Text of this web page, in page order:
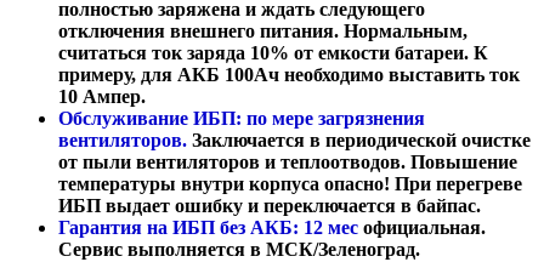
полностью заряжена и ждать следующего
отключения внешнего питания. Нормальным,
считаться ток заряда 10% от емкости батареи. К
примеру, для АКБ 100Ач необходимо выставить ток
10 Ампер.
Обслуживание ИБП: по мере загрязнения
вентиляторов. Заключается в периодической очистке
от пыли вентиляторов и теплоотводов. Повышение
температуры внутри корпуса опасно! При перегреве
ИБП выдает ошибку и переключается в байпас.
Гарантия на ИБП без АКБ: 12 мес официальная.
Сервис выполняется в МСК/Зеленоград.